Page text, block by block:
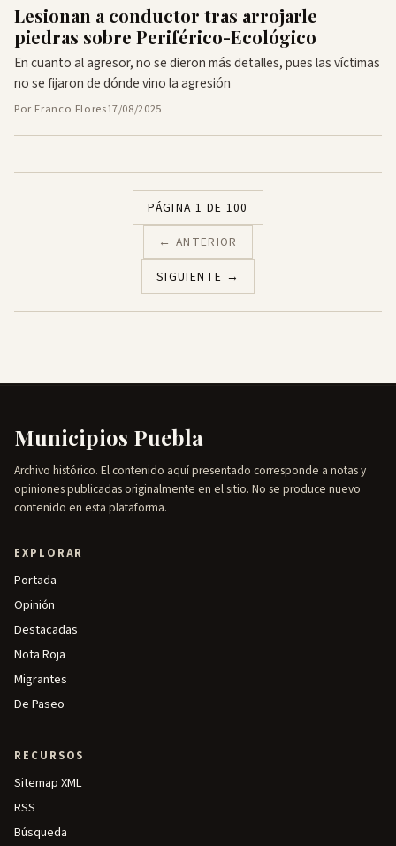
Lesionan a conductor tras arrojarle
piedras sobre Periférico-Ecológico
En cuanto al agresor, no se dieron más detalles, pues las víctimas
no se fijaron de dónde vino la agresión
Por Franco Flores17/08/2025
← ANTERIOR
PÁGINA 1 DE 100
SIGUIENTE →
Municipios Puebla
Archivo histórico. El contenido aquí presentado corresponde a notas y
opiniones publicadas originalmente en el sitio. No se produce nuevo
contenido en esta plataforma.
EXPLORAR
Portada
Opinión
Destacadas
Nota Roja
Migrantes
De Paseo
RECURSOS
Sitemap XML
RSS
Búsqueda